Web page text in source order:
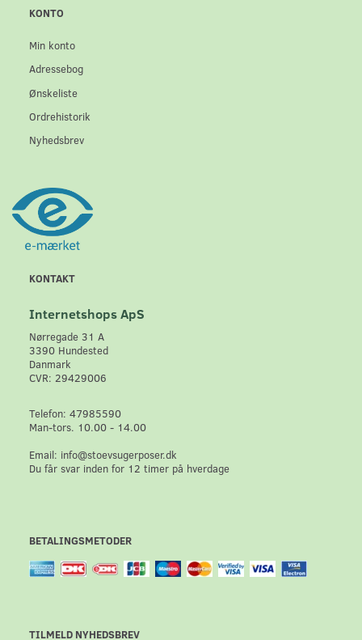
KONTO
Min konto
Adressebog
Ønskeliste
Ordrehistorik
Nyhedsbrev
KONTAKT
Internetshops ApS
Nørregade 31 A
3390 Hundested
Danmark
CVR: 29429006
Telefon: 47985590
Man-tors. 10.00 - 14.00
Email: info@stoevsugerposer.dk
Du får svar inden for 12 timer på hverdage
BETALINGSMETODER
TILMELD NYHEDSBREV